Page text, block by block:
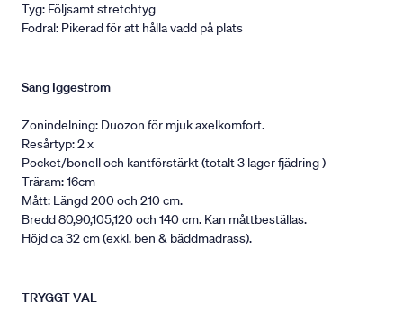
Tyg: Följsamt stretchtyg
Fodral: Pikerad för att hålla vadd på plats
Säng Iggeström
Zonindelning: Duozon för mjuk axelkomfort.
Resårtyp: 2 x
Pocket/bonell och kantförstärkt (totalt 3 lager fjädring )
Träram: 16cm
Mått: Längd 200 och 210 cm.
Bredd 80,90,105,120 och 140 cm. Kan måttbeställas.
Höjd ca 32 cm (exkl. ben & bäddmadrass).
TRYGGT VAL